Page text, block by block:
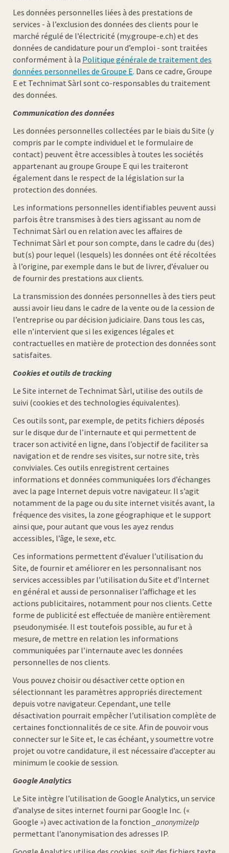
Les données personnelles liées à des prestations de
services - à l’exclusion des données des clients pour le
marché régulé de l’électricité (my.groupe-e.ch) et des
données de candidature pour un d’emploi - sont traitées
conformément à la Politique générale de traitement des
données personnelles de Groupe E. Dans ce cadre, Groupe
E et Technimat Sàrl sont co-responsables du traitement
des données.
Communication des données
Les données personnelles collectées par le biais du Site (y
compris par le compte individuel et le formulaire de
contact) peuvent être accessibles à toutes les sociétés
appartenant au groupe Groupe E qui les traiteront
également dans le respect de la législation sur la
protection des données.
Les informations personnelles identifiables peuvent aussi
parfois être transmises à des tiers agissant au nom de
Technimat Sàrl ou en relation avec les affaires de
Technimat Sàrl et pour son compte, dans le cadre du (des)
but(s) pour lequel (lesquels) les données ont été récoltées
à l’origine, par exemple dans le but de livrer, d’évaluer ou
de fournir des prestations aux clients.
La transmission des données personnelles à des tiers peut
aussi avoir lieu dans le cadre de la vente ou de la cession de
l’entreprise ou par décision judiciaire. Dans tous les cas,
elle n’intervient que si les exigences légales et
contractuelles en matière de protection des données sont
satisfaites.
Cookies et outils de tracking
Le Site internet de Technimat Sàrl, utilise des outils de
suivi (cookies et des technologies équivalentes).
Ces outils sont, par exemple, de petits fichiers déposés
sur le disque dur de l’internaute et qui permettent de
tracer son activité en ligne, dans l’objectif de faciliter sa
navigation et de rendre ses visites, sur notre site, très
conviviales. Ces outils enregistrent certaines
informations et données communiquées lors d’échanges
avec la page Internet depuis votre navigateur. Il s’agit
notamment de la page ou du site internet visités avant, la
fréquence des visites, la zone géographique et le support
ainsi que, pour autant que vous les ayez rendus
accessibles, l’âge, le sexe, etc.
Ces informations permettent d’évaluer l’utilisation du
Site, de fournir et améliorer en les personnalisant nos
services accessibles par l’utilisation du Site et d’Internet
en général et aussi de personnaliser l’affichage et les
actions publicitaires, notamment pour nos clients. Cette
forme de publicité est effectuée de manière entièrement
pseudonymisée. Il est toutefois possible, au fur et à
mesure, de mettre en relation les informations
communiquées par l’internaute avec les données
personnelles de nos clients.
Vous pouvez choisir ou désactiver cette option en
sélectionnant les paramètres appropriés directement
depuis votre navigateur. Cependant, une telle
désactivation pourrait empêcher l’utilisation complète de
certaines fonctionnalités de ce site. Afin de pouvoir vous
connecter sur le Site et, le cas échéant, y soumettre votre
projet ou votre candidature, il est nécessaire d’accepter au
minimum le cookie de session.
Google Analytics
Le Site intègre l’utilisation de Google Analytics, un service
d’analyse de sites internet fourni par Google Inc. («
Google ») avec activation de la fonction _ anonymizeIp
permettant l’anonymisation des adresses IP.